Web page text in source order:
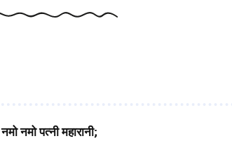
नमो नमो पत्नी महारानी;